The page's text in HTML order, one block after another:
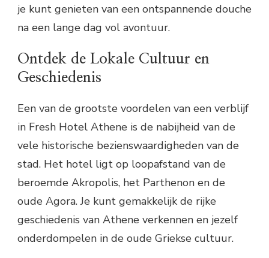
je kunt genieten van een ontspannende douche
na een lange dag vol avontuur.
Ontdek de Lokale Cultuur en
Geschiedenis
Een van de grootste voordelen van een verblijf
in Fresh Hotel Athene is de nabijheid van de
vele historische bezienswaardigheden van de
stad. Het hotel ligt op loopafstand van de
beroemde Akropolis, het Parthenon en de
oude Agora. Je kunt gemakkelijk de rijke
geschiedenis van Athene verkennen en jezelf
onderdompelen in de oude Griekse cultuur.